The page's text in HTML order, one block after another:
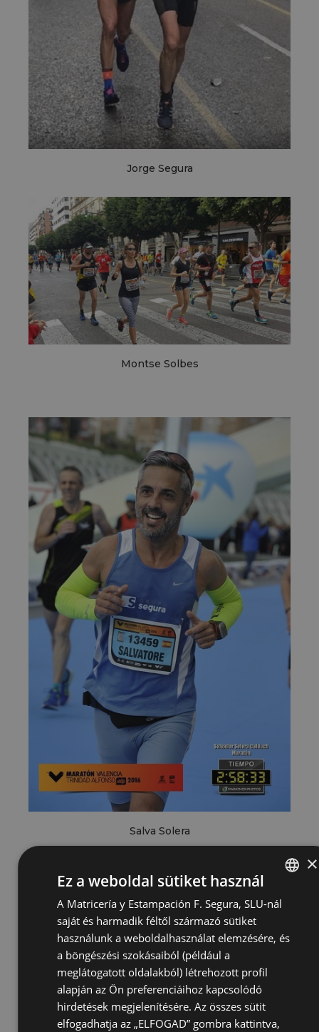
Jorge Segura
Montse Solbes
Salva Solera
SPANISH
HUNGARIAN
×
Ez a weboldal sütiket használ
A Matricería y Estampación F. Segura, SLU-nál
saját és harmadik féltől származó sütiket
használunk a weboldalhasználat elemzésére, és
a böngészési szokásaiból (például a
meglátogatott oldalakból) létrehozott profil
alapján az Ön preferenciáihoz kapcsolódó
hirdetések megjelenítésére. Az összes sütit
elfogadhatja az „ELFOGAD” gombra kattintva,